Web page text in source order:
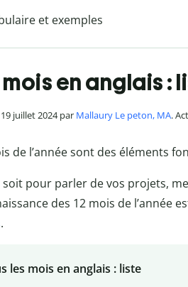
et exemples
mois en anglais :
juillet 2024 par Mallaury Le peton, MA.
de l’année sont des éléments
soit pour parler de vos projets,
des 12 mois de l’année
.
les mois en anglais : liste